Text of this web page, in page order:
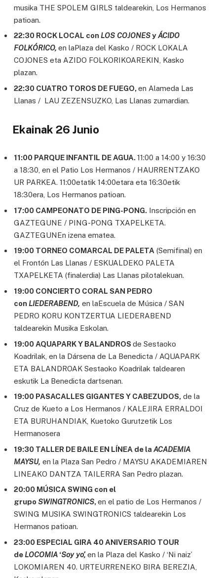
musika THE SPOLEM GIRLS taldearekin, Los Hermanos
patioan.
22:30 ROCK LOCAL con LOS COJONESyÁCIDO
FOLKÓRICO, en laPlaza del Kasko / ROCK LOKALA
COJONES eta AZIDO FOLKORIKOAREKIN, Kasko
plazan.
22:30 CUATRO TOROS DE FUEGO,en Alameda Las
Llanas / LAU ZEZENSUZKO, Las Llanas zumardian.
Ekainak 26 Junio
11:00 PARQUE INFANTIL DE AGUA.11:00 a 14:00 y 16:30
a 18:30, en el Patio Los Hermanos / HAURRENTZAKO
UR PARKEA. 11:00etatik 14:00etara eta 16:30etik
18:30era, Los Hermanos patioan.
17:00 CAMPEONATO DE PING-PONG. Inscripción en
GAZTEGUNE / PING-PONG TXAPELKETA.
GAZTEGUNEn izena ematea.
19:00 TORNEO COMARCAL DE PALETA (Semifinal) en
el Frontón Las Llanas / ESKUALDEKO PALETA
TXAPELKETA (finalerdia) Las Llanas pilotalekuan.
19:00 CONCIERTO CORAL SAN PEDRO
con LIEDERABEND, en laEscuela de Música / SAN
PEDRO KORU KONTZERTUA LIEDERABEND
taldearekin Musika Eskolan.
19:00 AQUAPARK Y BALANDROS de Sestaoko
Koadrilak, en la Dársena de La Benedicta / AQUAPARK
ETA BALANDROAK Sestaoko Koadrilak taldearen
eskutik La Benedicta dartsenan.
19:00 PASACALLES GIGANTES Y CABEZUDOS, de la
Cruz de Kueto a Los Hermanos / KALEJIRA ERRALDOI
ETA BURUHANDIAK, Kuetoko Gurutzetik Los
Hermanosera
19:30 TALLER DE BAILE EN LÍNEA de la ACADEMIA
MAYSU, en la Plaza San Pedro / MAYSU AKADEMIAREN
LINEAKO DANTZA TAILERRA San Pedro plazan.
20:00 MÚSICA SWING con el
grupo SWINGTRONICS,en el patio de Los Hermanos /
SWING MUSIKA SWINGTRONICS taldearekin Los
Hermanos patioan.
23:00 ESPECIAL GIRA 40 ANIVERSARIO TOUR
de LOCOMIA ‘Soy yo’,en la Plaza del Kasko / ‘Ni naiz’
LOKOMIAREN 40. URTEURRENEKO BIRA BEREZIA,